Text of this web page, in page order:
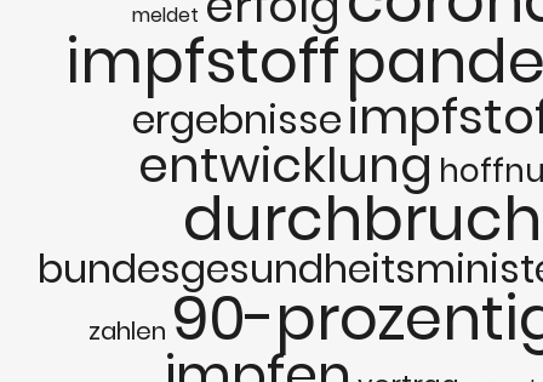
meldet
impfstoff
ergebnisse
entwicklung
durchbruch
zahlen 90-